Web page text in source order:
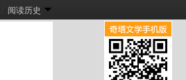
阅读历史